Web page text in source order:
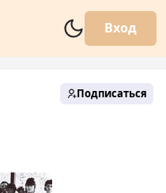
Вход
Подписаться